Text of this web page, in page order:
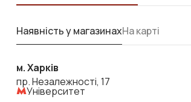
Наявність у магазинахНа карті
м. Харків
пр. Незалежності, 17
Університет